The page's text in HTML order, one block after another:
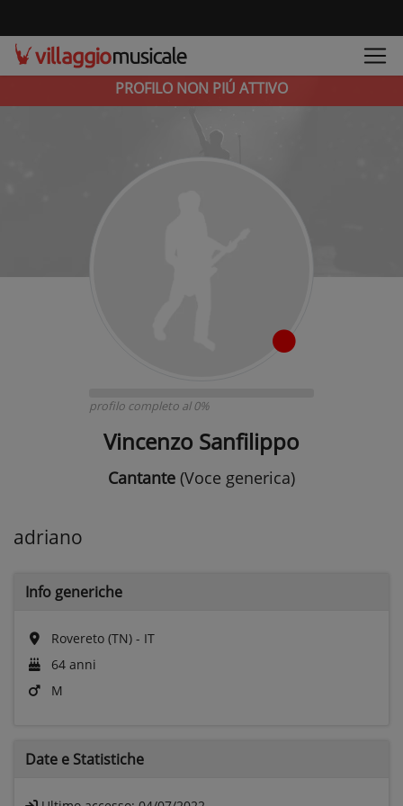
PROFILO NON PIÚ ATTIVO
profilo completo al 0%
Vincenzo Sanfilippo
Cantante (Voce generica)
adriano
Info generiche
Rovereto (TN) - IT
64 anni
M
Date e Statistiche